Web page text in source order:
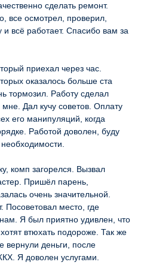
сделать ремонт.
все осмотрел, проверил,
всё работает. Спасибо вам за
приехал через час.
оказалось больше ста
тормозил. Работу сделал
Дал кучу советов. Оплату
его манипуляций, когда
Работой доволен, буду
комп загорелся. Вызвал
Пришёл парень,
очень значительной.
Посоветовал место, где
Я был приятно удивлен, что
втюхать подороже. Так же
вернули деньги, после
Я доволен услугами.